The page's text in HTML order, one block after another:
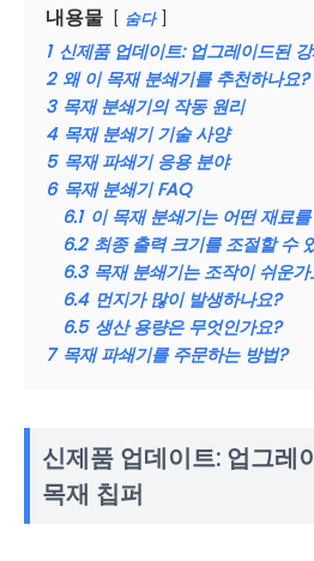
내용물 숨다
1 신제품 업데이트: 업그레이드된
2 왜 이 목재 분쇄기를 추천하나요?
3 목재 분쇄기의 작동 원리
4 목재 분쇄기 기술 사양
5 목재 파쇄기 응용 분야
6 목재 분쇄기 FAQ
6.1 이 목재 분쇄기는 어떤 재료
6.2 최종 출력 크기를 조절할 수
6.3 목재 분쇄기는 조작이 쉬운가
6.4 먼지가 많이 발생하나요?
6.5 생산 용량은 무엇인가요?
7 목재 파쇄기를 주문하는 방법?
신제품 업데이트: 업그레
목재 칩퍼